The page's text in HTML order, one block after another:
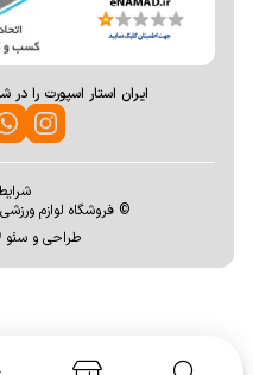
ایران استار اسپورت را
طراحی و سئو
© فروشگاه لوازم